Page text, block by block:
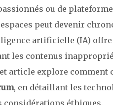
ou de
peut devenir
artificielle (IA)
les contenus
article explore comment
, en détaillant les